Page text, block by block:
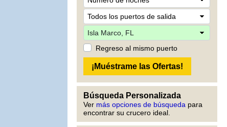
Regreso al mismo puerto
Búsqueda Personalizada
Ver más opciones de búsqueda para
encontrar su crucero ideal.